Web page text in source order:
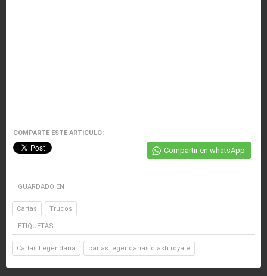
COMPARTE ESTE ARTICULO:
Compartir en whatsApp
GUARDADO EN
Cartas Trucos
ETIQUETAS:
Cartas Legendaria cartas legendarias clash royale